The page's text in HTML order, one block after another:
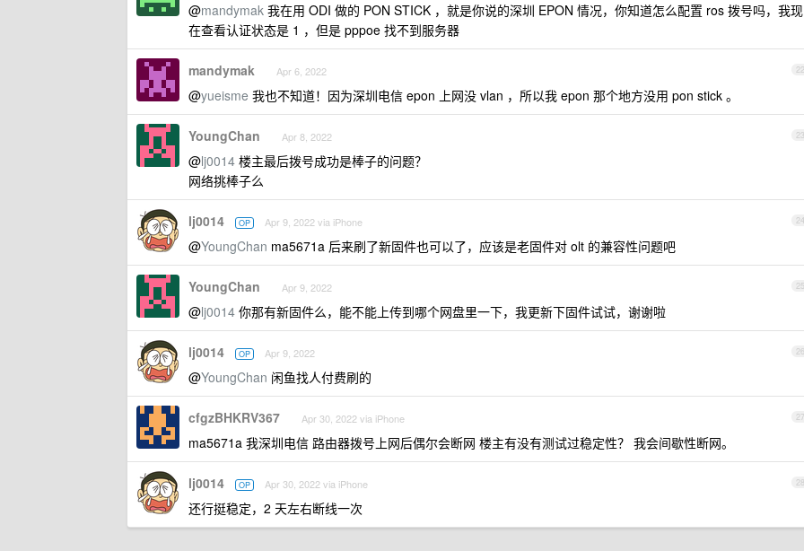
@mandymak 我在用 ODI 做的 PON STICK ，就是你说的深圳 EPON 情况，你知道怎么配置 ros 拨号吗，我现
在查看认证状态是 1 ，但是 pppoe 找不到服务器
22
mandymak Apr 6, 2022
@yueisme 我也不知道！因为深圳电信 epon 上网没 vlan ，所以我 epon 那个地方没用 pon stick 。
23
YoungChan Apr 8, 2022
@lj0014 楼主最后拨号成功是棒子的问题？
网络挑棒子么
24
lj0014 OP Apr 9, 2022 via iPhone
@YoungChan ma5671a 后来刷了新固件也可以了，应该是老固件对 olt 的兼容性问题吧
25
YoungChan Apr 9, 2022
@lj0014 你那有新固件么，能不能上传到哪个网盘里一下，我更新下固件试试，谢谢啦
26
lj0014 OP Apr 9, 2022
@YoungChan 闲鱼找人付费刷的
27
cfgzBHKRV367 Apr 30, 2022 via iPhone
ma5671a 我深圳电信 路由器拨号上网后偶尔会断网 楼主有没有测试过稳定性？ 我会间歇性断网。
28
lj0014 OP Apr 30, 2022 via iPhone
还行挺稳定，2 天左右断线一次